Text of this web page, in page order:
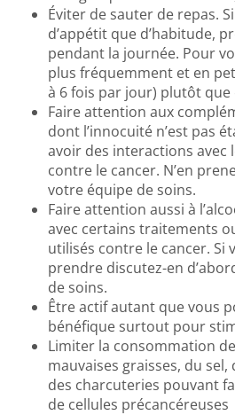
Éviter de sauter de repas.
d’appétit que d’habitude,
pendant la journée. Pour
plus fréquemment et en
à 6 fois par jour) plutôt que
Faire attention aux
dont l’innocuité n’est pas
avoir des interactions avec
contre le cancer. N’en
votre équipe de soins.
Faire attention aussi à
avec certains traitements
utilisés contre le cancer. Si
prendre discutez-en
de soins.
Être actif autant que vous
bénéfique surtout pour
Limiter la consommation
mauvaises graisses, du
des charcuteries pouvant
de cellules précancéreuses